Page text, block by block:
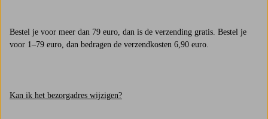
Bestel je voor meer dan 79 euro, dan is de verzending gratis. Bestel je
voor 1–79 euro, dan bedragen de verzendkosten 6,90 euro.
Kan ik het bezorgadres wijzigen?